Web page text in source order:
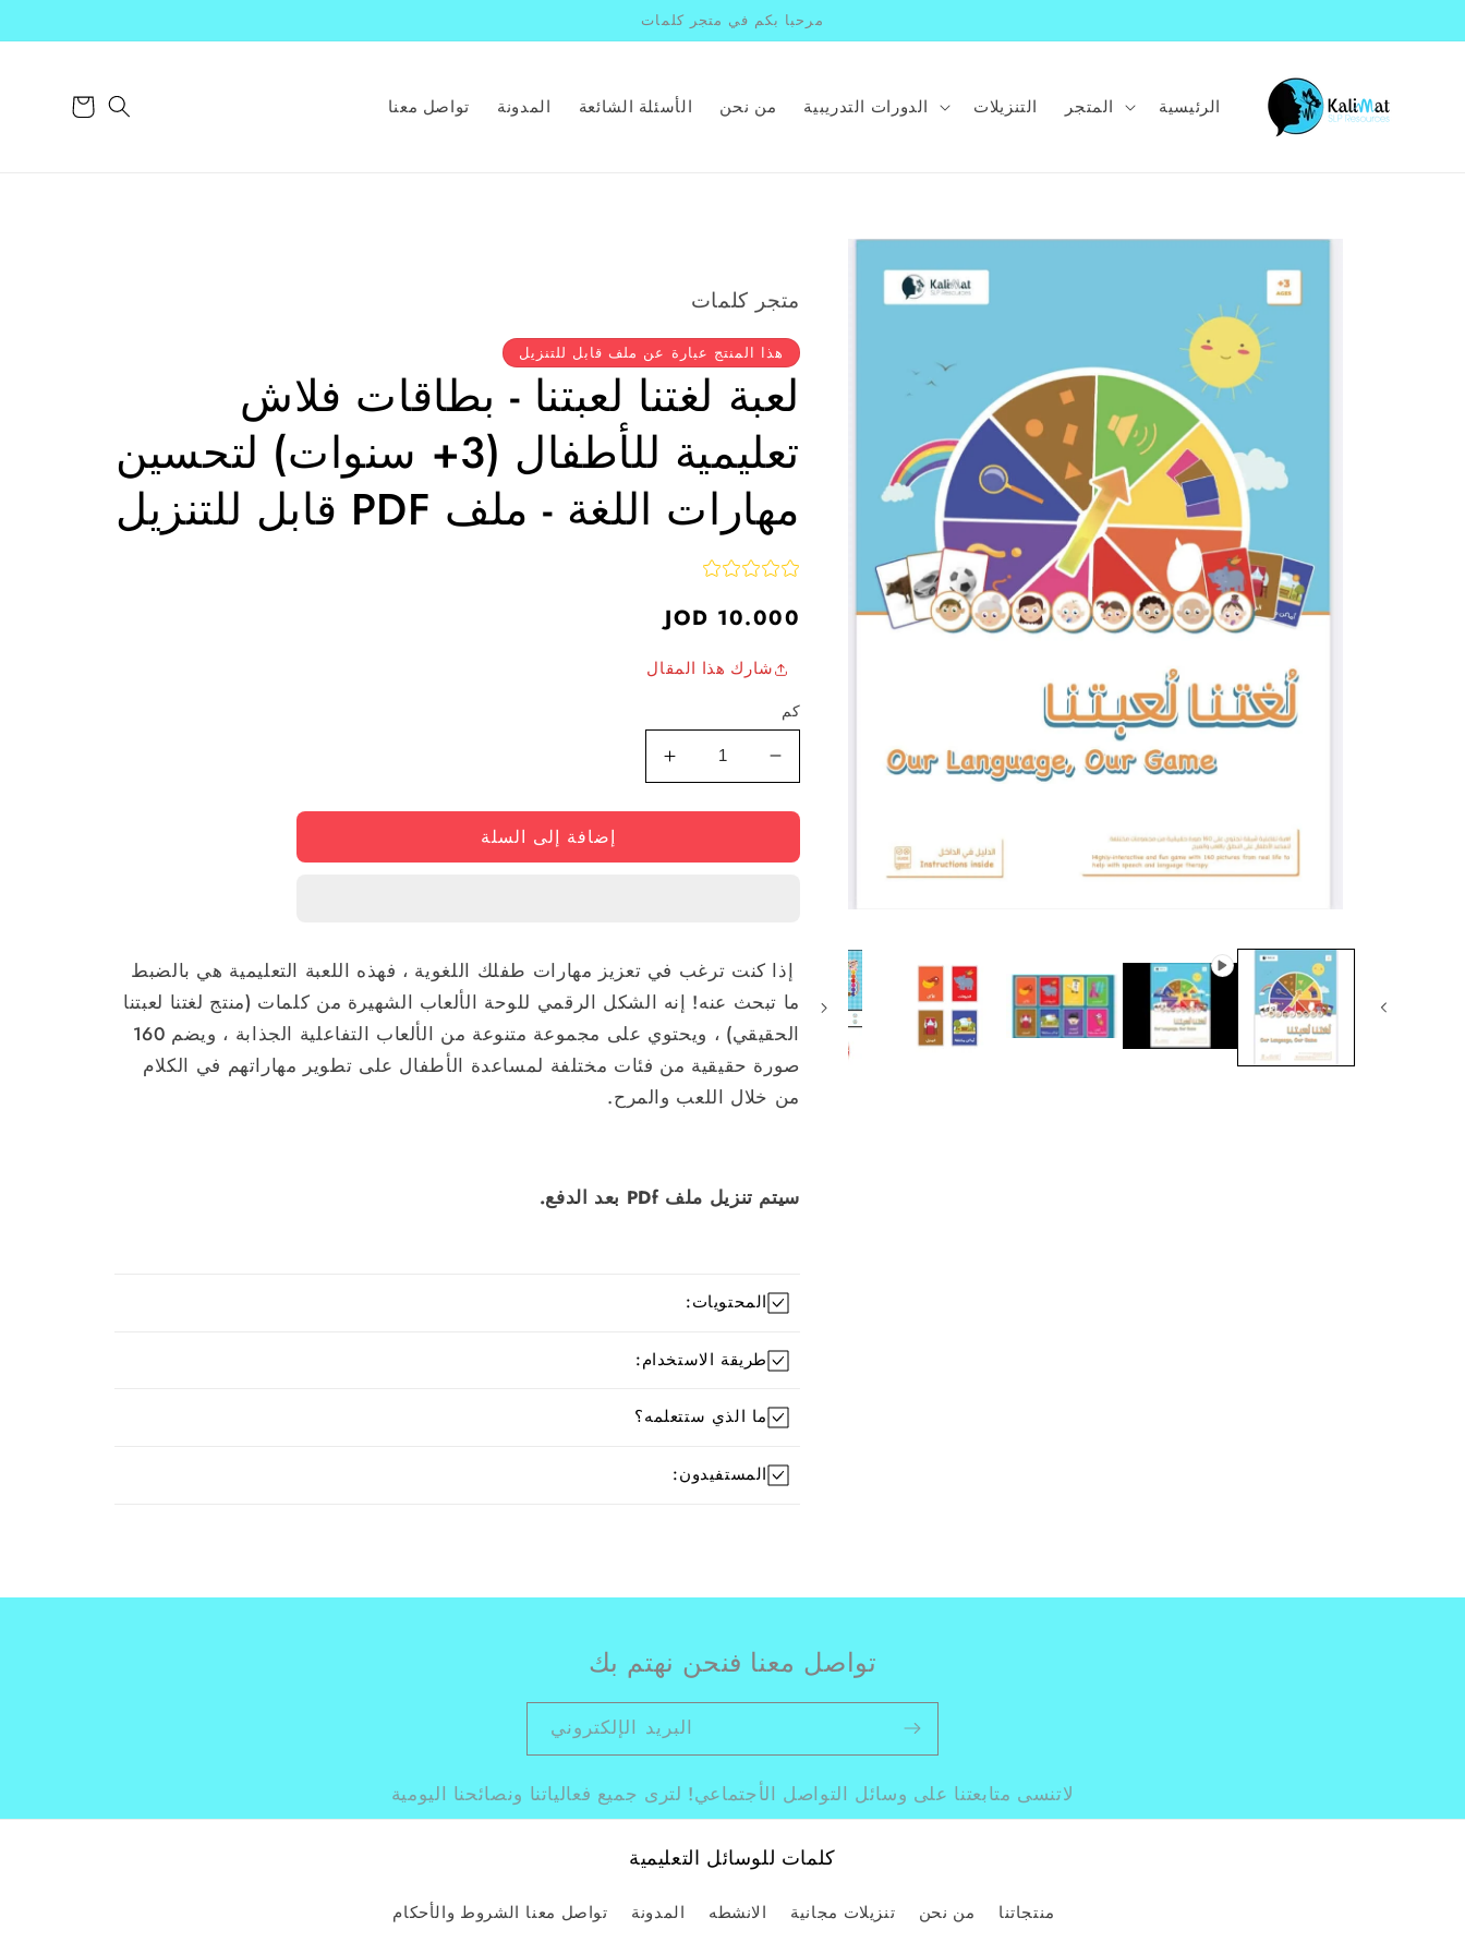
المحتوى
مرحبا بكم في متجر كلمات
الرئيسية المتجر التنزيلات الدورات التدريبية من نحن الأسئلة الشائعة المدونة تواصل معنا
سلة
التسوق
1
بصيغة
مشروطة
متجر كلمات
هذا المنتج عبارة عن ملف قابل للتنزيل
لعبة لغتنا لعبتنا - بطاقات فلاش
تعليمية للأطفال (3+ سنوات) لتحسين
مهارات اللغة - ملف PDF قابل للتنزيل
سعر
10.000 JOD
شارك هذا المقال
كم
للعبة
التعليمية
3+
-
ملف
PDF
قابل
للتنزيل
زيادة
للعبة
البطاقات
التعليمية
3+
سنوات
-
ملف
PDF
قابل
للتنزيل
إضافة إلى السلة
إذا كنت ترغب في تعزيز مهارات طفلك اللغوية ، فهذه اللعبة التعليمية هي بالضبط
ما تبحث عنه! إنه الشكل الرقمي للوحة الألعاب الشهيرة من كلمات (منتج لغتنا لعبتنا
الحقيقي) ، ويحتوي على مجموعة متنوعة من الألعاب التفاعلية الجذابة ، ويضم 160
صورة حقيقية من فئات مختلفة لمساعدة الأطفال على تطوير مهاراتهم في الكلام
من خلال اللعب والمرح.
سيتم تنزيل ملف PDf بعد الدفع.
المحتويات:
طريقة الاستخدام:
ما الذي ستتعلمه؟
المستفيدون:
تواصل معنا فنحن نهتم بك
البريد الإلكتروني
لاتنسى متابعتنا على وسائل التواصل الأجتماعي! لترى جميع فعالياتنا ونصائحنا اليومية
كلمات للوسائل التعليمية
منتجاتنا من نحن تنزيلات مجانية الانشطه المدونة تواصل معنا الشروط والأحكام